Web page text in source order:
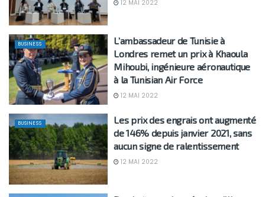
12 MAI 2022
BUSINESS
L’ambassadeur de Tunisie à
Londres remet un prix à Khaoula
Mihoubi, ingénieure aéronautique
à la Tunisian Air Force
12 MAI 2022
BUSINESS
Les prix des engrais ont augmenté
de 146% depuis janvier 2021, sans
aucun signe de ralentissement
12 MAI 2022